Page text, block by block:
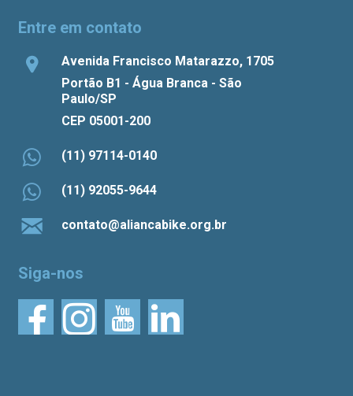
Entre em contato
Avenida Francisco Matarazzo, 1705
Portão B1 - Água Branca - São
Paulo/SP
CEP 05001-200
(11) 97114-0140
(11) 92055-9644
contato@aliancabike.org.br
Siga-nos